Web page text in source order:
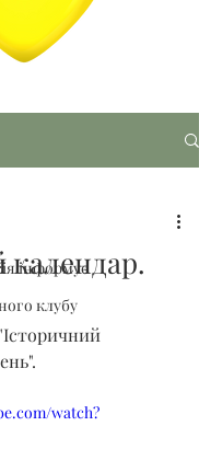
інформує
клубу
календар.
watch?